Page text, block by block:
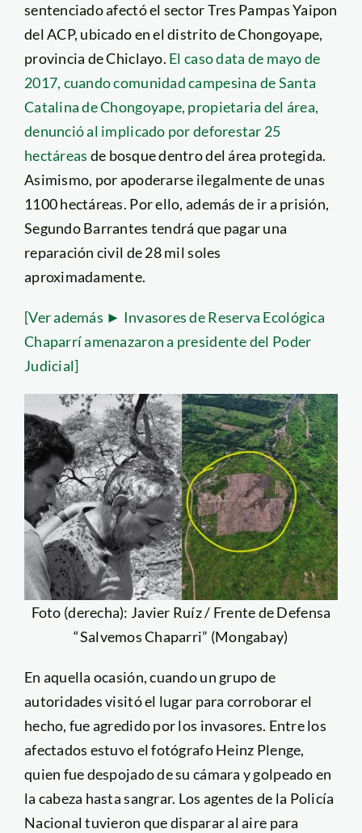
sentenciado afectó el sector Tres Pampas Yaipon
del ACP, ubicado en el distrito de Chongoyape,
provincia de Chiclayo. El caso data de mayo de
2017, cuando comunidad campesina de Santa
Catalina de Chongoyape, propietaria del área,
denunció al implicado por deforestar 25
hectáreas de bosque dentro del área protegida.
Asimismo, por apoderarse ilegalmente de unas
1100 hectáreas. Por ello, además de ir a prisión,
Segundo Barrantes tendrá que pagar una
reparación civil de 28 mil soles
aproximadamente.
[Ver además ► Invasores de Reserva Ecológica
Chaparrí amenazaron a presidente del Poder
Judicial]
Foto (derecha): Javier Ruíz / Frente de Defensa
“Salvemos Chaparri” (Mongabay)
En aquella ocasión, cuando un grupo de
autoridades visitó el lugar para corroborar el
hecho, fue agredido por los invasores. Entre los
afectados estuvo el fotógrafo Heinz Plenge,
quien fue despojado de su cámara y golpeado en
la cabeza hasta sangrar. Los agentes de la Policía
Nacional tuvieron que disparar al aire para